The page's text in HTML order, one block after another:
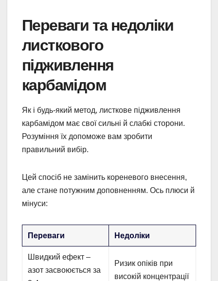
Переваги та недоліки
листкового
підживлення
карбамідом
Як і будь-який метод, листкове підживлення
карбамідом має свої сильні й слабкі сторони.
Розуміння їх допоможе вам зробити
правильний вибір.
Цей спосіб не замінить кореневого внесення,
але стане потужним доповненням. Ось плюси й
мінуси:
Переваги Недоліки
Швидкий ефект –
азот засвоюється за
Ризик опіків при
високій концентрації